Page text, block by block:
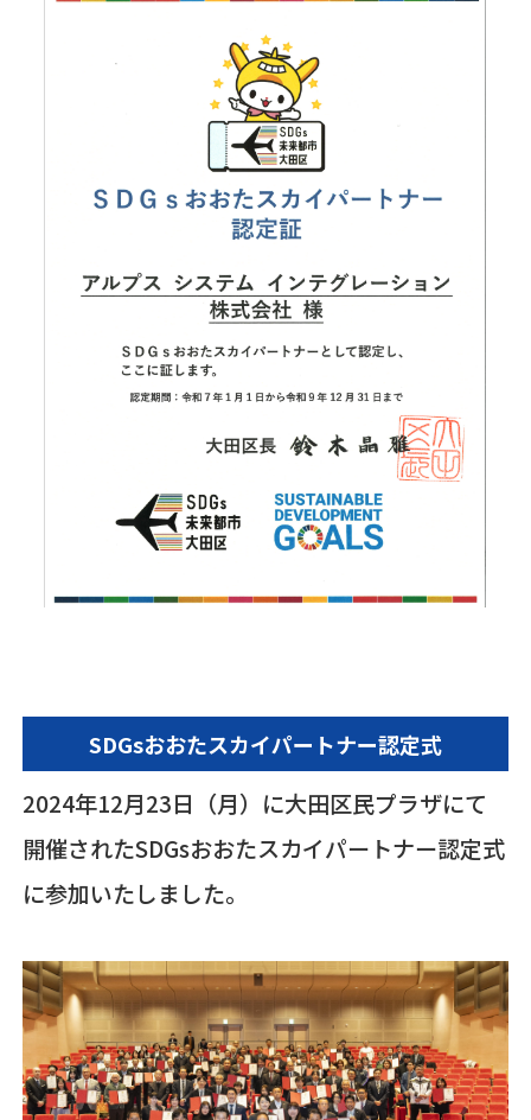
SDGsおおたスカイパートナー認定式
2024年12月23日（月）に大田区民プラザにて
開催されたSDGsおおたスカイパートナー認定式
に参加いたしました。